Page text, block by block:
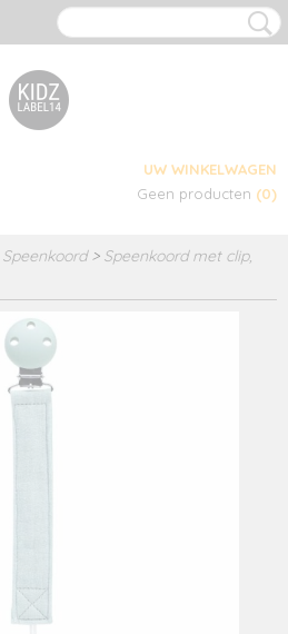
UW WINKELWAGEN
Geen producten (0)
Speenkoord> Speenkoord met clip,